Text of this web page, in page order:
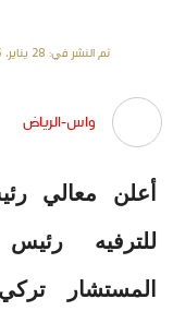
تم النشر في: 28 يناير، 2026 9:47 م
واس-الرياض
أعلن معالي
للترفيه
المستشار